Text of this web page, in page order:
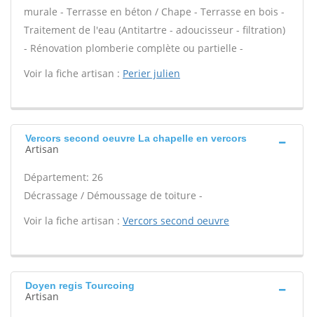
murale - Terrasse en béton / Chape - Terrasse en bois -
Traitement de l'eau (Antitartre - adoucisseur - filtration)
- Rénovation plomberie complète ou partielle -
Voir la fiche artisan : Perier julien
Vercors second oeuvre La chapelle en vercors
Artisan
Département: 26
Décrassage / Démoussage de toiture -
Voir la fiche artisan : Vercors second oeuvre
Doyen regis Tourcoing
Artisan